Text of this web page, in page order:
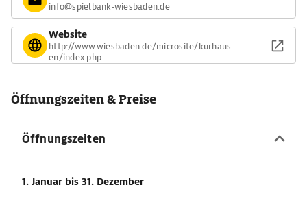
info@spielbank-wiesbaden.de
Website
http://www.wiesbaden.de/microsite/kurhaus-
en/index.php
Öffnungszeiten & Preise
Öffnungszeiten
1. Januar bis 31. Dezember